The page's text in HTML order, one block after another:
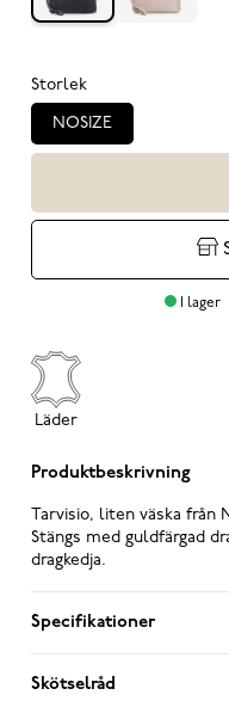
Storlek
NOSIZE
I lager
Läder
Produktbeskrivning
Tarvisio, liten väska från
Stängs med guldfärgad
dragkedja.
Specifikationer
Skötselråd